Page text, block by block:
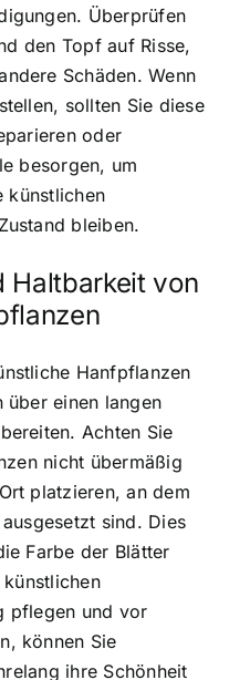
Überprüfen
den Topf auf Risse,
Schäden. Wenn
sollten Sie diese
oder
besorgen, um
künstlichen
bleiben.
Haltbarkeit von
Hanfpflanzen
über einen langen
Achten Sie
nicht übermäßig
platzieren, an dem
sind. Dies
Farbe der Blätter
pflegen und vor
können Sie
ihre Schönheit